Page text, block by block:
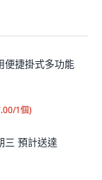
捷掛式多功能
1個)
三 預計送達